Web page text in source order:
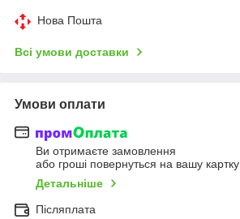
Нова Пошта
Всі умови доставки
Умови оплати
Ви отримаєте замовлення
або гроші повернуться на вашу картку
Детальніше
Післяплата